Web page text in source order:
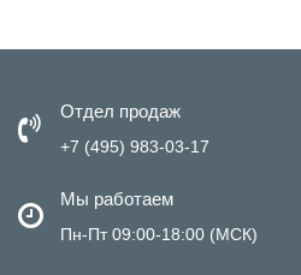
Отдел продаж
+7 (495) 983-03-17
Мы работаем
Пн-Пт 09:00-18:00 (МСК)